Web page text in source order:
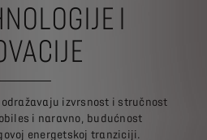
I
izvrsnost i stručnost
i naravno, budućnost
energetskoj tranziciji.